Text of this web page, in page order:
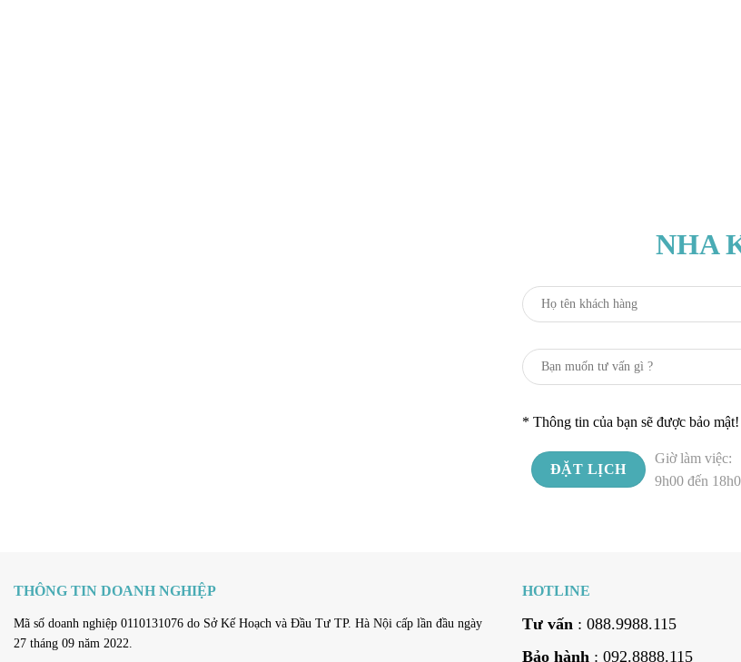
NHA
* Thông tin của bạn sẽ được bảo mật!
Giờ làm việc:
9h00 đến
THÔNG TIN DOANH NGHIỆP
Mã số doanh nghiệp 0110131076 do Sở Kế Hoạch và Đầu Tư TP. Hà Nội cấp lần đầu ngày
27 tháng 09 năm 2022.
HOTLINE
Tư vấn : 088.9988.115
Bảo hành : 092.8888.115